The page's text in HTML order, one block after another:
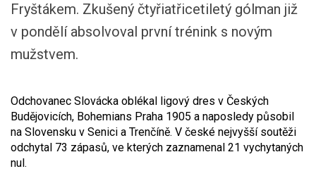
Fryštákem. Zkušený čtyřiatřicetiletý gólman již
v pondělí absolvoval první trénink s novým
mužstvem.
Odchovanec Slovácka oblékal ligový dres v Českých
Budějovicích, Bohemians Praha 1905 a naposledy působil
na Slovensku v Senici a Trenčíně. V české nejvyšší soutěži
odchytal 73 zápasů, ve kterých zaznamenal 21 vychytaných
nul.